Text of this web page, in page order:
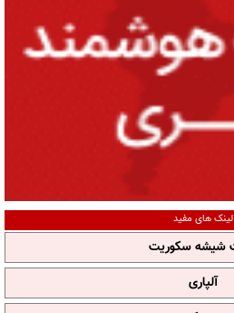
لینک های مفید
شیشه سکوریت
آلپاری